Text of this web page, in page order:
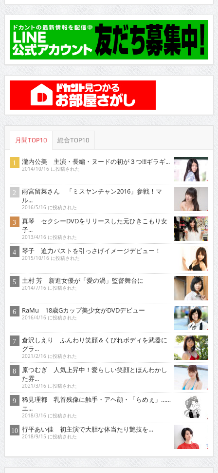
月間TOP10 総合TOP10
瀧内公美 主演・長編・ヌードの初が３つ!!!ギラギ...
2014/10/16 に投稿された
雨宮留菜さん 「ミスヤンチャン2016」参戦！マ
ル...
2016/5/16 に投稿された
真琴 セクシーDVDをリリースした元ひきこもり女
子...
2013/4/16 に投稿された
琴子 迫力バストを引っさげイメージデビュー！
2015/10/16 に投稿された
土村 芳 新進女優が「愛の渦」監督舞台に
2014/7/16 に投稿された
RaMu 18歳Gカップ美少女がDVDデビュー
2016/4/16 に投稿された
倉沢しえり ふんわり笑顔＆くびれボディを武器に
グラ...
2021/2/16 に投稿された
原つむぎ 人気上昇中！愛らしい笑顔とほんわかし
た雰...
2021/3/16 に投稿された
稀見理都 乳首残像に触手・アヘ顔・「らめぇ」……
エ...
2018/3/16 に投稿された
行平あい佳 初主演で大胆な体当たり艶技を…
2018/9/15 に投稿された